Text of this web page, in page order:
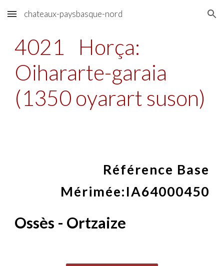
Skip to main content Skip to navigation
chateaux-paysbasque-nord
4021
Horça:
Oihararte-garaia
(1350 oyarart suson)
Référence Base
Mérimée:IA64000450
Ossès - Ortzaize